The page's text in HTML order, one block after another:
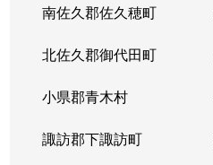
南佐久郡佐久穂町
北佐久郡御代田町
小県郡青木村
諏訪郡下諏訪町